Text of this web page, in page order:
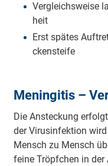
Ver­gleichs­wei­se
heit
Erst spä­tes
cken­stei­fe
Meningitis –
Die An­ste­ckung
der Vi­rus­in­fek­ti­on
Mensch zu Mensch
fei­ne Tröpf­chen in